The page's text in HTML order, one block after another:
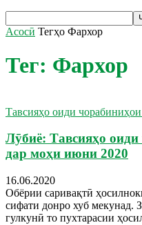
Асосӣ Тегҳо Фархор
Тег: Фархор
Тавсияҳо оиди
Лӯбиё: Тавсияҳо
дар моҳи июни 2020
16.06.2020
Обёрии саривақтӣ
сифати донро хуб мекунад.
гулкунӣ то пухтарасии